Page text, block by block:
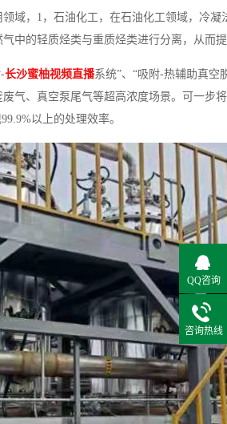
域，1，石油化工，在石油化工领域，冷
中的轻质烃类与重质烃类进行分离，从而
长沙蜜柚视频直播系统”、“吸附-热辅助真空
气、真空泵尾气等超高浓度场景。可一步
以上的处理效率。
QQ咨询
咨询热线